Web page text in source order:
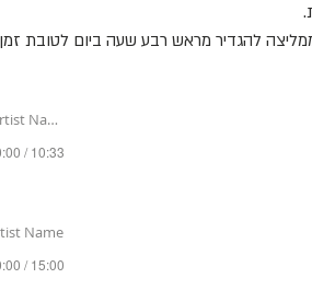
להגדיר מראש רבע שעה ביום לטובת
Name
/ 10:33
Name
/ 15:00